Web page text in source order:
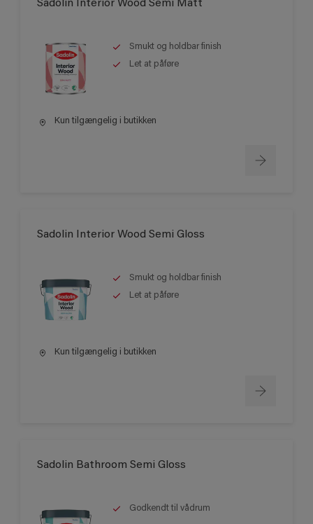
Sadolin Interior Wood Semi Matt
Smukt og holdbar finish
Let at påføre
Kun tilgængelig i butikken
Sadolin Interior Wood Semi Gloss
Smukt og holdbar finish
Let at påføre
Kun tilgængelig i butikken
Sadolin Bathroom Semi Gloss
Godkendt til vådrum